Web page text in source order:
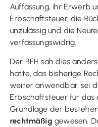
Auffassung, ihr Erwerb
Erbschaftsteuer, die
unzulässig und die
verfassungswidrig.
Der BFH sah dies
hatte, das bisherige
weiter anwendbar, sei
Erbschaftsteuer für
Grundlage der
rechtmäßig gewesen.